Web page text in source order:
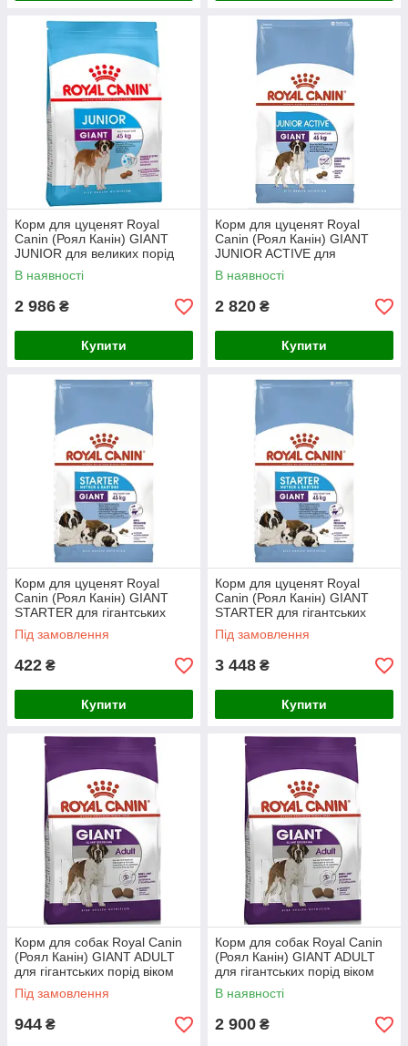
Корм для цуценят Royal
Canin (Роял Канін) GIANT
JUNIOR для великих порід
від 8 до 18/24 місяців, 15 кг
Акція
В наявності
2 986 ₴
Купити
Корм для цуценят Royal
Canin (Роял Канін) GIANT
JUNIOR ACTIVE для
гігантських порід з
підвищеною активністю, 15 кг
В наявності
2 820 ₴
Купити
Корм для цуценят Royal
Canin (Роял Канін) GIANT
STARTER для гігантських
порід до 2 місяців (для
годуючих та вагітних сук), 1 кг
Під замовлення
422 ₴
Купити
Корм для цуценят Royal
Canin (Роял Канін) GIANT
STARTER для гігантських
порід до 2 місяців (для
годуючих та вагітних сук), 15
Під замовлення
3 448 ₴
Купити
Корм для собак Royal Canin
(Роял Канін) GIANT ADULT
для гігантських порід віком
18-24 місяців, 4 кг
Під замовлення
944 ₴
Корм для собак Royal Canin
(Роял Канін) GIANT ADULT
для гігантських порід віком
18-24 місяців 15 кг
В наявності
2 900 ₴